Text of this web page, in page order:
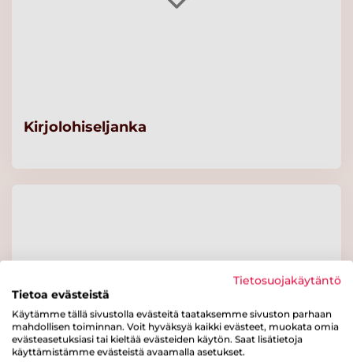
Kirjolohiseljanka
Tietosuojakäytäntö
Tietoa evästeistä
Käytämme tällä sivustolla evästeitä taataksemme sivuston parhaan
mahdollisen toiminnan. Voit hyväksyä kaikki evästeet, muokata omia
evästeasetuksiasi tai kieltää evästeiden käytön. Saat lisätietoja
käyttämistämme evästeistä avaamalla asetukset.